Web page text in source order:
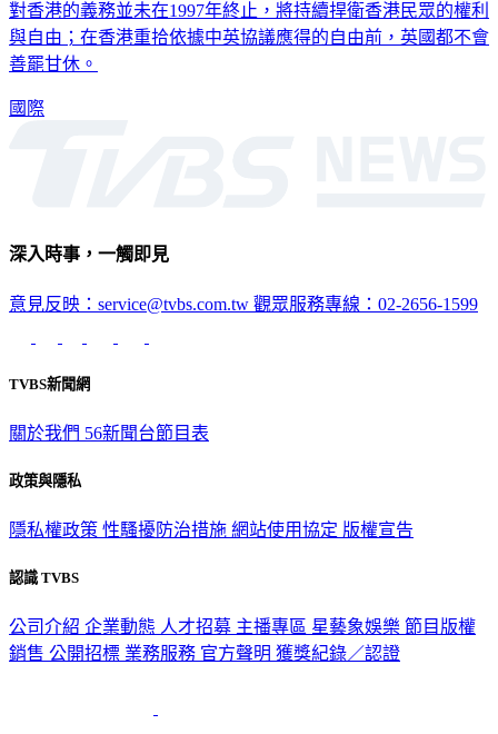
對香港的義務並未在1997年終止，將持續捍衛香港民眾的權利
與自由；在香港重拾依據中英協議應得的自由前，英國都不會
善罷甘休。
國際
深入時事，一觸即見
意見反映：service@tvbs.com.tw 觀眾服務專線：02-2656-1599
TVBS新聞網
關於我們 56新聞台節目表
政策與隱私
隱私權政策 性騷擾防治措施 網站使用協定 版權宣告
認識 TVBS
公司介紹 企業動態 人才招募 主播專區 星藝象娛樂 節目版權
銷售 公開招標 業務服務 官方聲明 獲獎紀錄／認證